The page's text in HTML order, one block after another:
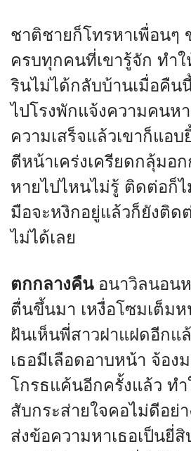
ชาติชายก็โทรหาเพื่อนๆ
ครบทุกคนที่เขารู้จัก ทำ
รินไม่ได้กลับบ้านเมื่อคืน
ไปโรงพักแจ้งความคนห
ความเสร็จแล้วเขาก็แอบ
ตีหน้าเคร่งเครียดกลุ้มอ
หายไปไหนไม่รู้ ติดต่อก็ไ
มือจะหงิกอยู่แล้วก็ยังติด
ไม่ได้เลย
ตกกลางคืนอนาวิลนอนห
ตื่นขึ้นมา เหงื่อโซมเต็มห
ฝันเห็นพี่สาวฝาแฝดอีกแ
เธอมีเลือดอาบหน้า จ้องม
โกรธแค้นอีกครั้งแล้ว ทำ
สับกระส่ายใจคอไม่ดีอย่
ส่งข้อความหาเธอเป็นยี่